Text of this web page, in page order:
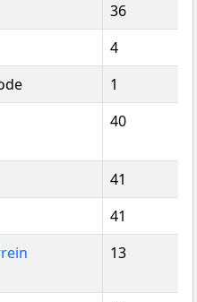
36
4
1
40
41
41
13